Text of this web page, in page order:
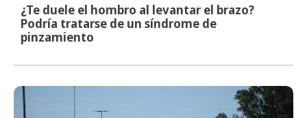
¿Te duele el hombro al levantar el brazo?
Podría tratarse de un síndrome de
pinzamiento